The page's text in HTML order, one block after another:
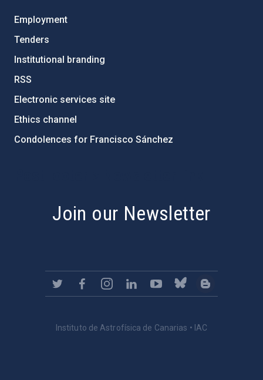
Employment
Tenders
Institutional branding
RSS
Electronic services site
Ethics channel
Condolences for Francisco Sánchez
Join our Newsletter
Instituto de Astrofísica de Canarias • IAC